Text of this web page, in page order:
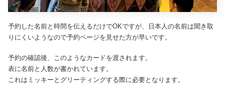
予約した名前と時間を伝えるだけでOKですが、日本人の名前は聞き取
りにくいようなので予約ページを見せた方が早いです。
予約の確認後、このようなカードを渡されます。
表に名前と人数が書かれています。
これはミッキーとグリーティングする際に必要となります。